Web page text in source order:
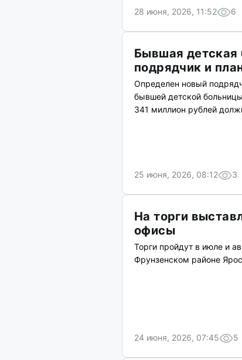
28 июня, 2026, 11:52 6
Бывшая детская
подрядчик и
Определен новый
бывшей детской
341 миллион рублей
25 июня, 2026, 08:12 3
На торги
офисы
Торги пройдут в июле и
Фрунзенском районе
24 июня, 2026, 07:45 5